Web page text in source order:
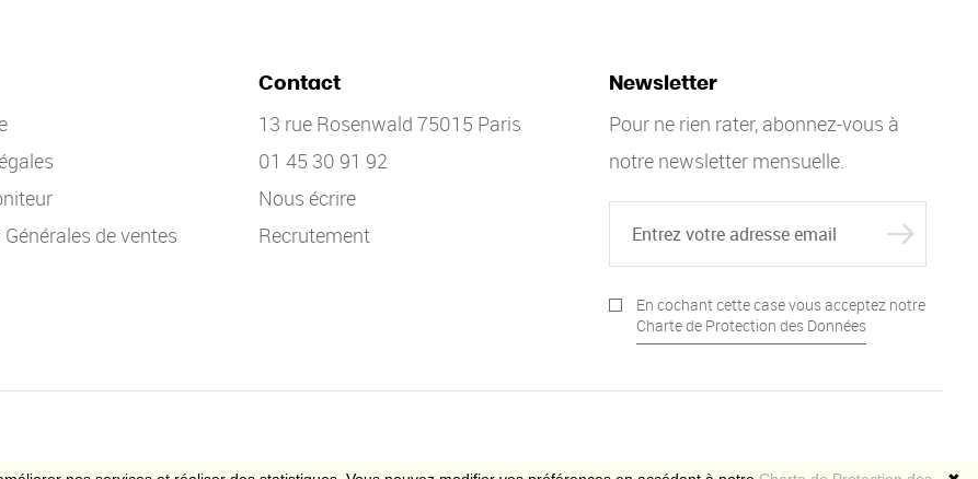
de ventes
Contact
13 rue Rosenwald 75015 Paris
01 45 30 91 92
Nous écrire
Recrutement
Newsletter
Pour ne rien rater, abonnez-vous à
notre newsletter mensuelle.
En cochant cette case vous acceptez notre
Charte de Protection des Données